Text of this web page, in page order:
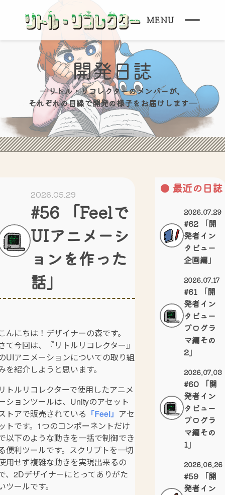
MENU
開発日誌
―リトル・リコレクターのメンバーが、
それぞれの目線で開発の様子をお届けします―
2026.05.29
#56 「Feelで
UIアニメーシ
ョンを作った
話」
んにちは！デザイナーの森です。
て今回は、『リトルリコレクター』
UIアニメーションについての取り組
を紹介しようと思います。
トルリコレクターで使用したアニメ
ションツールは、Unityのアセット
トアで販売されている 「Feel」 アセ
トです。1つのコンポーネントだけ
以下のような動きを一括で制御でき
便利ツールです。スクリプトを一切
用せず複雑な動きを実現出来るの
、2Dデザイナーにとってありがた
ツールです。
最近の日誌
2026.07.29
#62 「開
発者イン
タビュー
企画編」
2026.07.17
#61 「開
発者イン
タビュー
プログラ
マ編その
2」
2026.07.03
#60 「開
発者イン
タビュー
プログラ
マ編その
1」
2026.06.26
#59 「開
発者イン